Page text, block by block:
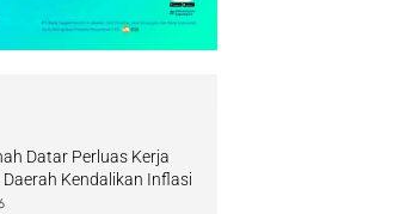
Datar Perluas Kerja
Kendalikan Inflasi